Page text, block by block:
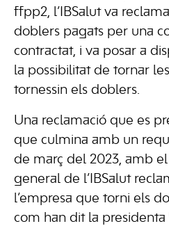
ffpp2, l’IBSalut va
doblers pagats per una
contractat, i va posar a
la possibilitat de tornar
tornessin els doblers.
Una reclamació que es
que culmina amb un
de març del 2023, amb
general de l’IBSalut
l’empresa que torni els
com han dit la